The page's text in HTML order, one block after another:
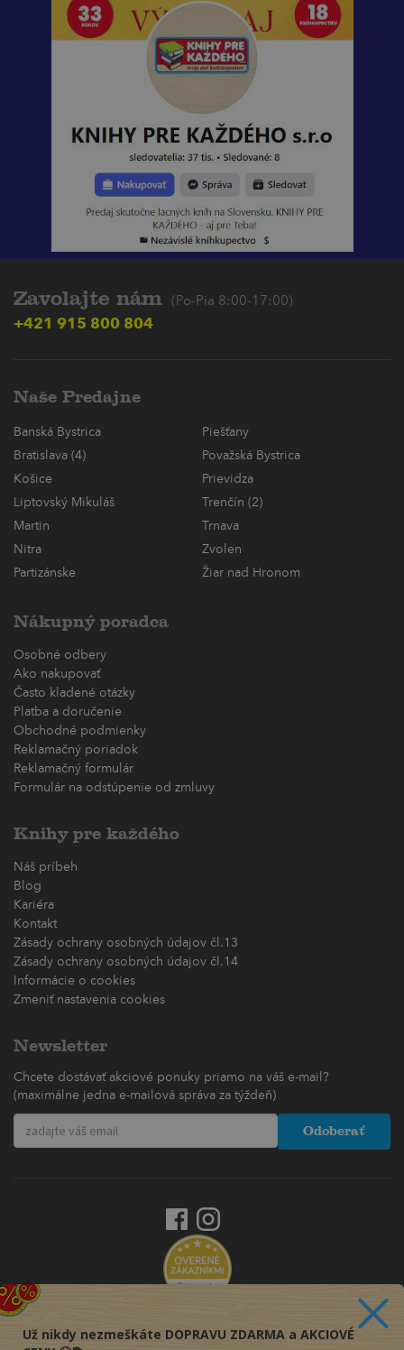
Zavolajte nám (Po-Pia 8:00-17:00)
+421 915 800 804
Naše Predajne
Banská Bystrica
Piešťany
Bratislava (4)
Považská Bystrica
Košice
Prievidza
Liptovský Mikuláš
Trenčín (2)
Martin
Trnava
Nitra
Zvolen
Partizánske
Žiar nad Hronom
Nákupný poradca
Osobné odbery
Ako nakupovať
Často kladené otázky
Platba a doručenie
Obchodné podmienky
Reklamačný poriadok
Reklamačný formulár
Formulár na odstúpenie od zmluvy
Knihy pre každého
Náš príbeh
Blog
Kariéra
Kontakt
Zásady ochrany osobných údajov čl.13
Zásady ochrany osobných údajov čl.14
Informácie o cookies
Zmeniť nastavenia cookies
Newsletter
Chcete dostávať akciové ponuky priamo na váš e-mail?
(maximálne jedna e-mailová správa za týždeň)
Odoberať
Už nikdy nezmeškáte DOPRAVU ZDARMA a AKCIOVÉ